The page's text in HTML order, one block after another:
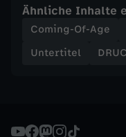
i
Ähnliche Inhalte
Coming-Of-Age
Untertitel